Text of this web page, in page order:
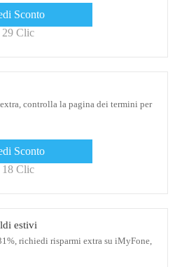
Sconto
29 Clic
controlla la pagina dei termini per
Sconto
18 Clic
estivi
richiedi risparmi extra su iMyFone,